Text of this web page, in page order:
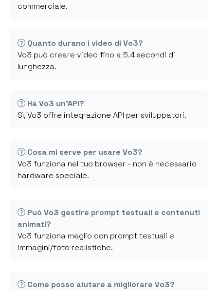
commerciale.
Quanto durano i video di Vo3?
Vo3 può creare video fino a 5.4 secondi di
lunghezza.
Ha Vo3 un'API?
Sì, Vo3 offre integrazione API per sviluppatori.
Cosa mi serve per usare Vo3?
Vo3 funziona nel tuo browser - non è necessario
hardware speciale.
Può Vo3 gestire prompt testuali e contenuti
animati?
Vo3 funziona meglio con prompt testuali e
immagini/foto realistiche.
Come posso aiutare a migliorare Vo3?